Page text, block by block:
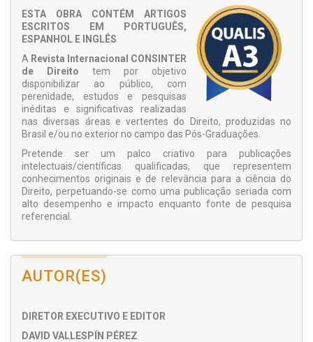
ESTA OBRA CONTÉM ARTIGOS
ESCRITOS EM PORTUGUÊS,
ESPANHOL E INGLÊS
A Revista Internacional CONSINTER
de Direito tem por objetivo
disponibilizar ao público, com
perenidade, estudos e pesquisas
inéditas e significativas realizadas
nas diversas áreas e vertentes do Direito, produzidas no
Brasil e/ou no exterior no campo das Pós-Graduações.
Pretende ser um palco criativo para publicações
intelectuais/científicas qualificadas, que representem
conhecimentos originais e de relevância para a ciência do
Direito, perpetuando-se como uma publicação seriada com
alto desempenho e impacto enquanto fonte de pesquisa
referencial.
AUTOR(ES)
DIRETOR EXECUTIVO E EDITOR
DAVID VALLESPÍN PÉREZ